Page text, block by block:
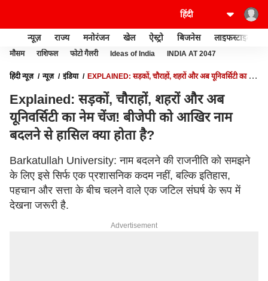
न्यूज़ राज्य मनोरंजन खेल ऐस्ट्रो बिजनेस लाइफस्टाइल
मौसम राशिफल फोटो गैलरी Ideas of India INDIA AT 2047
हिंदी न्यूज़ न्यूज़ इंडिया
EXPLAINED: सड़कों, चौराहों, शहरों और अब यूनिवर्सिटी का नेम
Explained: सड़कों, चौराहों, शहरों और अब
यूनिवर्सिटी का नेम चेंज! बीजेपी को आखिर नाम
बदलने से हासिल क्या होता है?
Barkatullah University: नाम बदलने की राजनीति को समझने
के लिए इसे सिर्फ एक प्रशासनिक कदम नहीं, बल्कि इतिहास,
पहचान और सत्ता के बीच चलने वाले एक जटिल संघर्ष के रूप में
देखना जरूरी है.
Advertisement